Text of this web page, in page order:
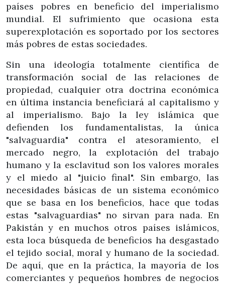
países pobres en beneficio del imperialismo
mundial. El sufrimiento que ocasiona esta
superexplotación es soportado por los sectores
más pobres de estas sociedades.
Sin una ideología totalmente científica de
transformación social de las relaciones de
propiedad, cualquier otra doctrina económica
en última instancia beneficiará al capitalismo y
al imperialismo. Bajo la ley islámica que
defienden los fundamentalistas, la única
"salvaguardia" contra el atesoramiento, el
mercado negro, la explotación del trabajo
humano y la esclavitud son los valores morales
y el miedo al "juicio final". Sin embargo, las
necesidades básicas de un sistema económico
que se basa en los beneficios, hace que todas
estas "salvaguardias" no sirvan para nada. En
Pakistán y en muchos otros países islámicos,
esta loca búsqueda de beneficios ha desgastado
el tejido social, moral y humano de la sociedad.
De aquí, que en la práctica, la mayoría de los
comerciantes y pequeños hombres de negocios